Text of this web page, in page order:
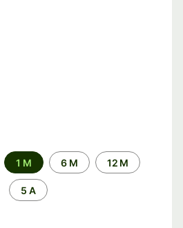
1 M 6 M 12 M
5 A